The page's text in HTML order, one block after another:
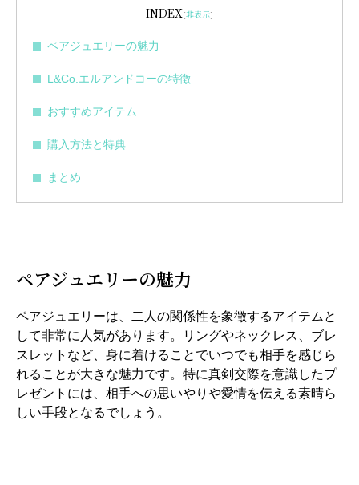
INDEX[非表示]
ペアジュエリーの魅力
L&Co.エルアンドコーの特徴
おすすめアイテム
購入方法と特典
まとめ
ペアジュエリーの魅力
ペアジュエリーは、二人の関係性を象徴するアイテムと
して非常に人気があります。リングやネックレス、ブレ
スレットなど、身に着けることでいつでも相手を感じら
れることが大きな魅力です。特に真剣交際を意識したプ
レゼントには、相手への思いやりや愛情を伝える素晴ら
しい手段となるでしょう。